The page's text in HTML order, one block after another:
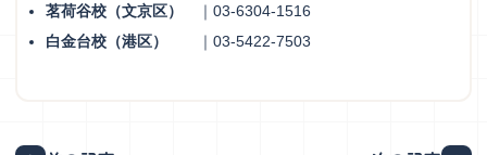
茗荷谷校（文京区）
｜03-6304-1516
白金台校（港区）
｜03-5422-7503